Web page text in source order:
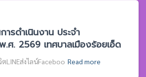
ารดำเนินงาน ประจำ
ศ. 2569 เทศบาลเมืองร้อยเอ็ด
LINEส่งไลน์Faceboo Read more